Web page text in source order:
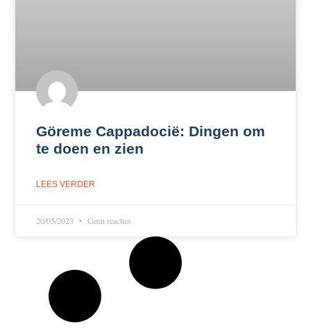
Göreme Cappadocië: Dingen om
te doen en zien
LEES VERDER
20/05/2023 Geen reacties